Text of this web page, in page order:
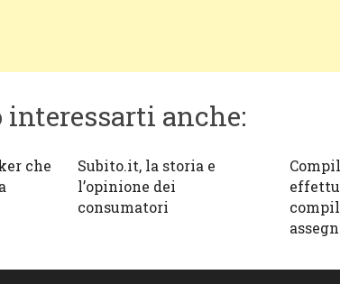
interessarti anche:
che
Subito.it, la storia e
l’opinione dei
consumatori